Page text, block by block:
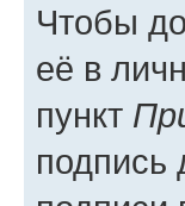
Чтобы
её в
пункт
подпись